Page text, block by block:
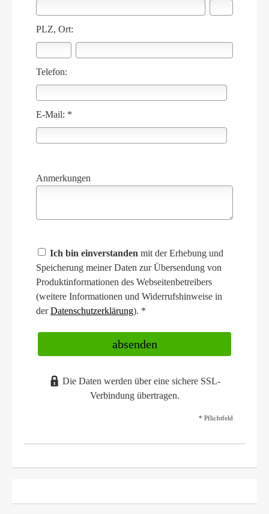
PLZ, Ort:
Telefon:
E-Mail: *
Anmerkungen
Ich bin einverstanden mit der Erhebung und
Speicherung meiner Daten zur Übersendung von
Produktinformationen des Webseitenbetreibers
(weitere Informationen und Widerrufshinweise in
derDatenschutzerklärung). *
absenden
Die Daten werden über eine sichere SSL-
Verbindung übertragen.
* Pflichtfeld